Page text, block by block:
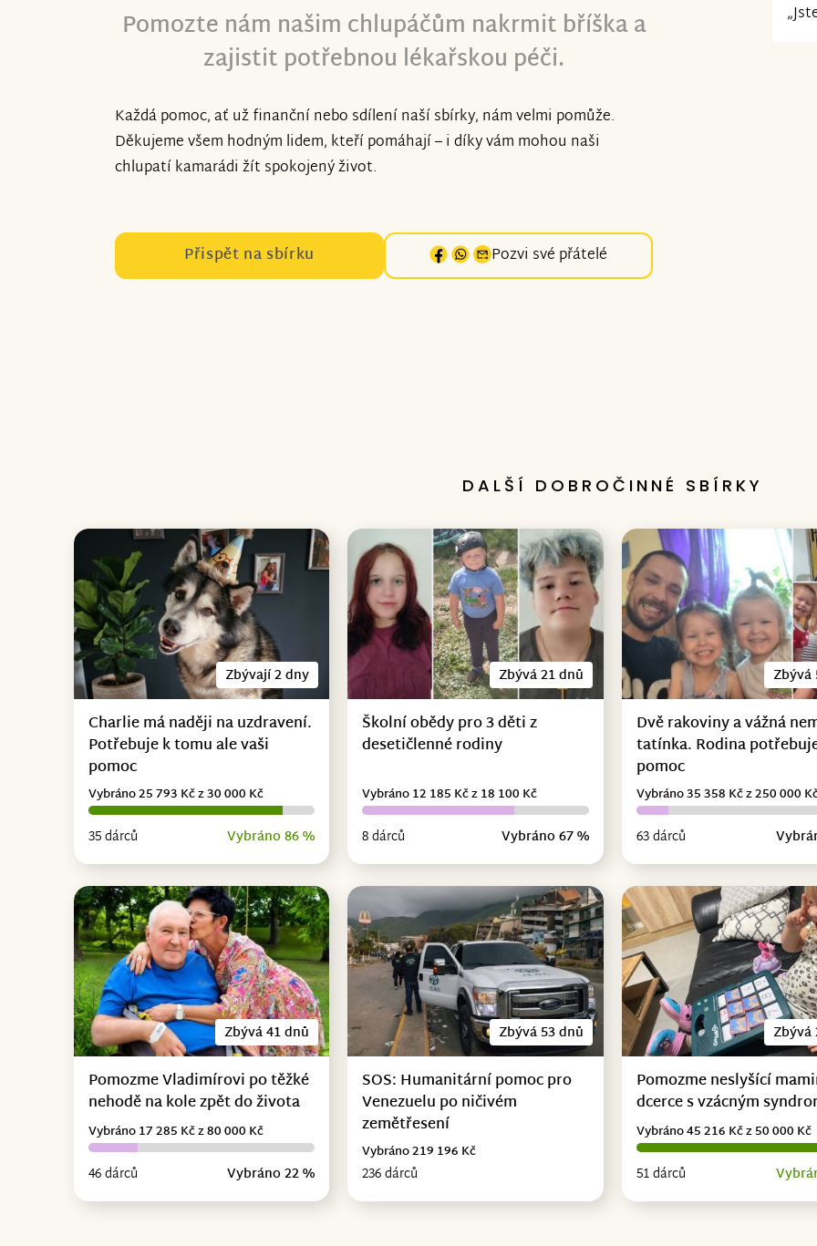
Pomozte nám našim chlupáčům nakrmit bříška a
zajistit potřebnou lékařskou péči.
Každá pomoc, ať už finanční nebo sdílení naší sbírky, nám velmi pomůže.
Děkujeme všem hodným lidem, kteří pomáhají – i díky vám mohou naši
chlupatí kamarádi žít spokojený život.
Přispět na sbírku Pozvi své přátelé
DALŠÍ DOBROČINNÉ SBÍRKY
Zbývají 2 dny
Charlie má naději na uzdravení.
Potřebuje k tomu ale vaši
pomoc
35 dárců Vybráno 86 %
Vybráno 25 793 Kč z 30 000 Kč
Zbývá 21 dnů
Školní obědy pro 3 děti z
desetičlenné rodiny
8 dárců Vybráno 67 %
Vybráno 12 185 Kč z 18 100 Kč
Zbývá
Dvě rakoviny a vážná
tatínka. Rodina
pomoc
63 dárců
Vybráno 35 358 Kč z 250 000
Zbývá 41 dnů
Pomozme Vladimírovi po těžké
nehodě na kole zpět do života
46 dárců Vybráno 22 %
Vybráno 17 285 Kč z 80 000 Kč
Zbývá 53 dnů
SOS: Humanitární pomoc pro
Venezuelu po ničivém
zemětřesení
236 dárců
Vybráno 219 196 Kč
Zbývá
Pomozme neslyšící
dcerce s vzácným
51 dárců
Vybráno 45 216 Kč z 50 000 Kč